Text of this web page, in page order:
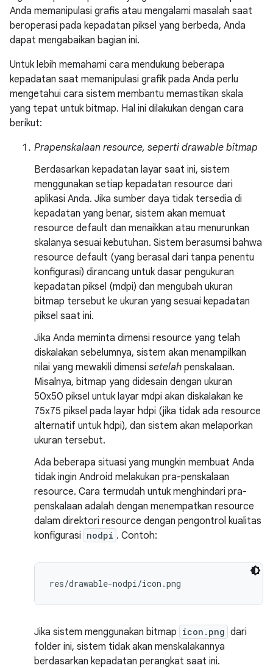
Anda memanipulasi grafis atau mengalami masalah saat
beroperasi pada kepadatan piksel yang berbeda, Anda
dapat mengabaikan bagian ini.
Untuk lebih memahami cara mendukung beberapa
kepadatan saat memanipulasi grafik pada Anda perlu
mengetahui cara sistem membantu memastikan skala
yang tepat untuk bitmap. Hal ini dilakukan dengan cara
berikut:
Prapenskalaan resource, seperti drawable bitmap
Berdasarkan kepadatan layar saat ini, sistem
menggunakan setiap kepadatan resource dari
aplikasi Anda. Jika sumber daya tidak tersedia di
kepadatan yang benar, sistem akan memuat
resource default dan menaikkan atau menurunkan
skalanya sesuai kebutuhan. Sistem berasumsi bahwa
resource default (yang berasal dari tanpa penentu
konfigurasi) dirancang untuk dasar pengukuran
kepadatan piksel (mdpi) dan mengubah ukuran
bitmap tersebut ke ukuran yang sesuai kepadatan
piksel saat ini.
Jika Anda meminta dimensi resource yang telah
diskalakan sebelumnya, sistem akan menampilkan
nilai yang mewakili dimensi setelah penskalaan.
Misalnya, bitmap yang didesain dengan ukuran
50x50 piksel untuk layar mdpi akan diskalakan ke
75x75 piksel pada layar hdpi (jika tidak ada resource
alternatif untuk hdpi), dan sistem akan melaporkan
ukuran tersebut.
Ada beberapa situasi yang mungkin membuat Anda
tidak ingin Android melakukan pra-penskalaan
resource. Cara termudah untuk menghindari pra-
penskalaan adalah dengan menempatkan resource
dalam direktori resource dengan pengontrol kualitas
konfigurasi nodpi . Contoh:
res/drawable-nodpi/icon.png
Jika sistem menggunakan bitmap icon.png dari
folder ini, sistem tidak akan menskalakannya
berdasarkan kepadatan perangkat saat ini.